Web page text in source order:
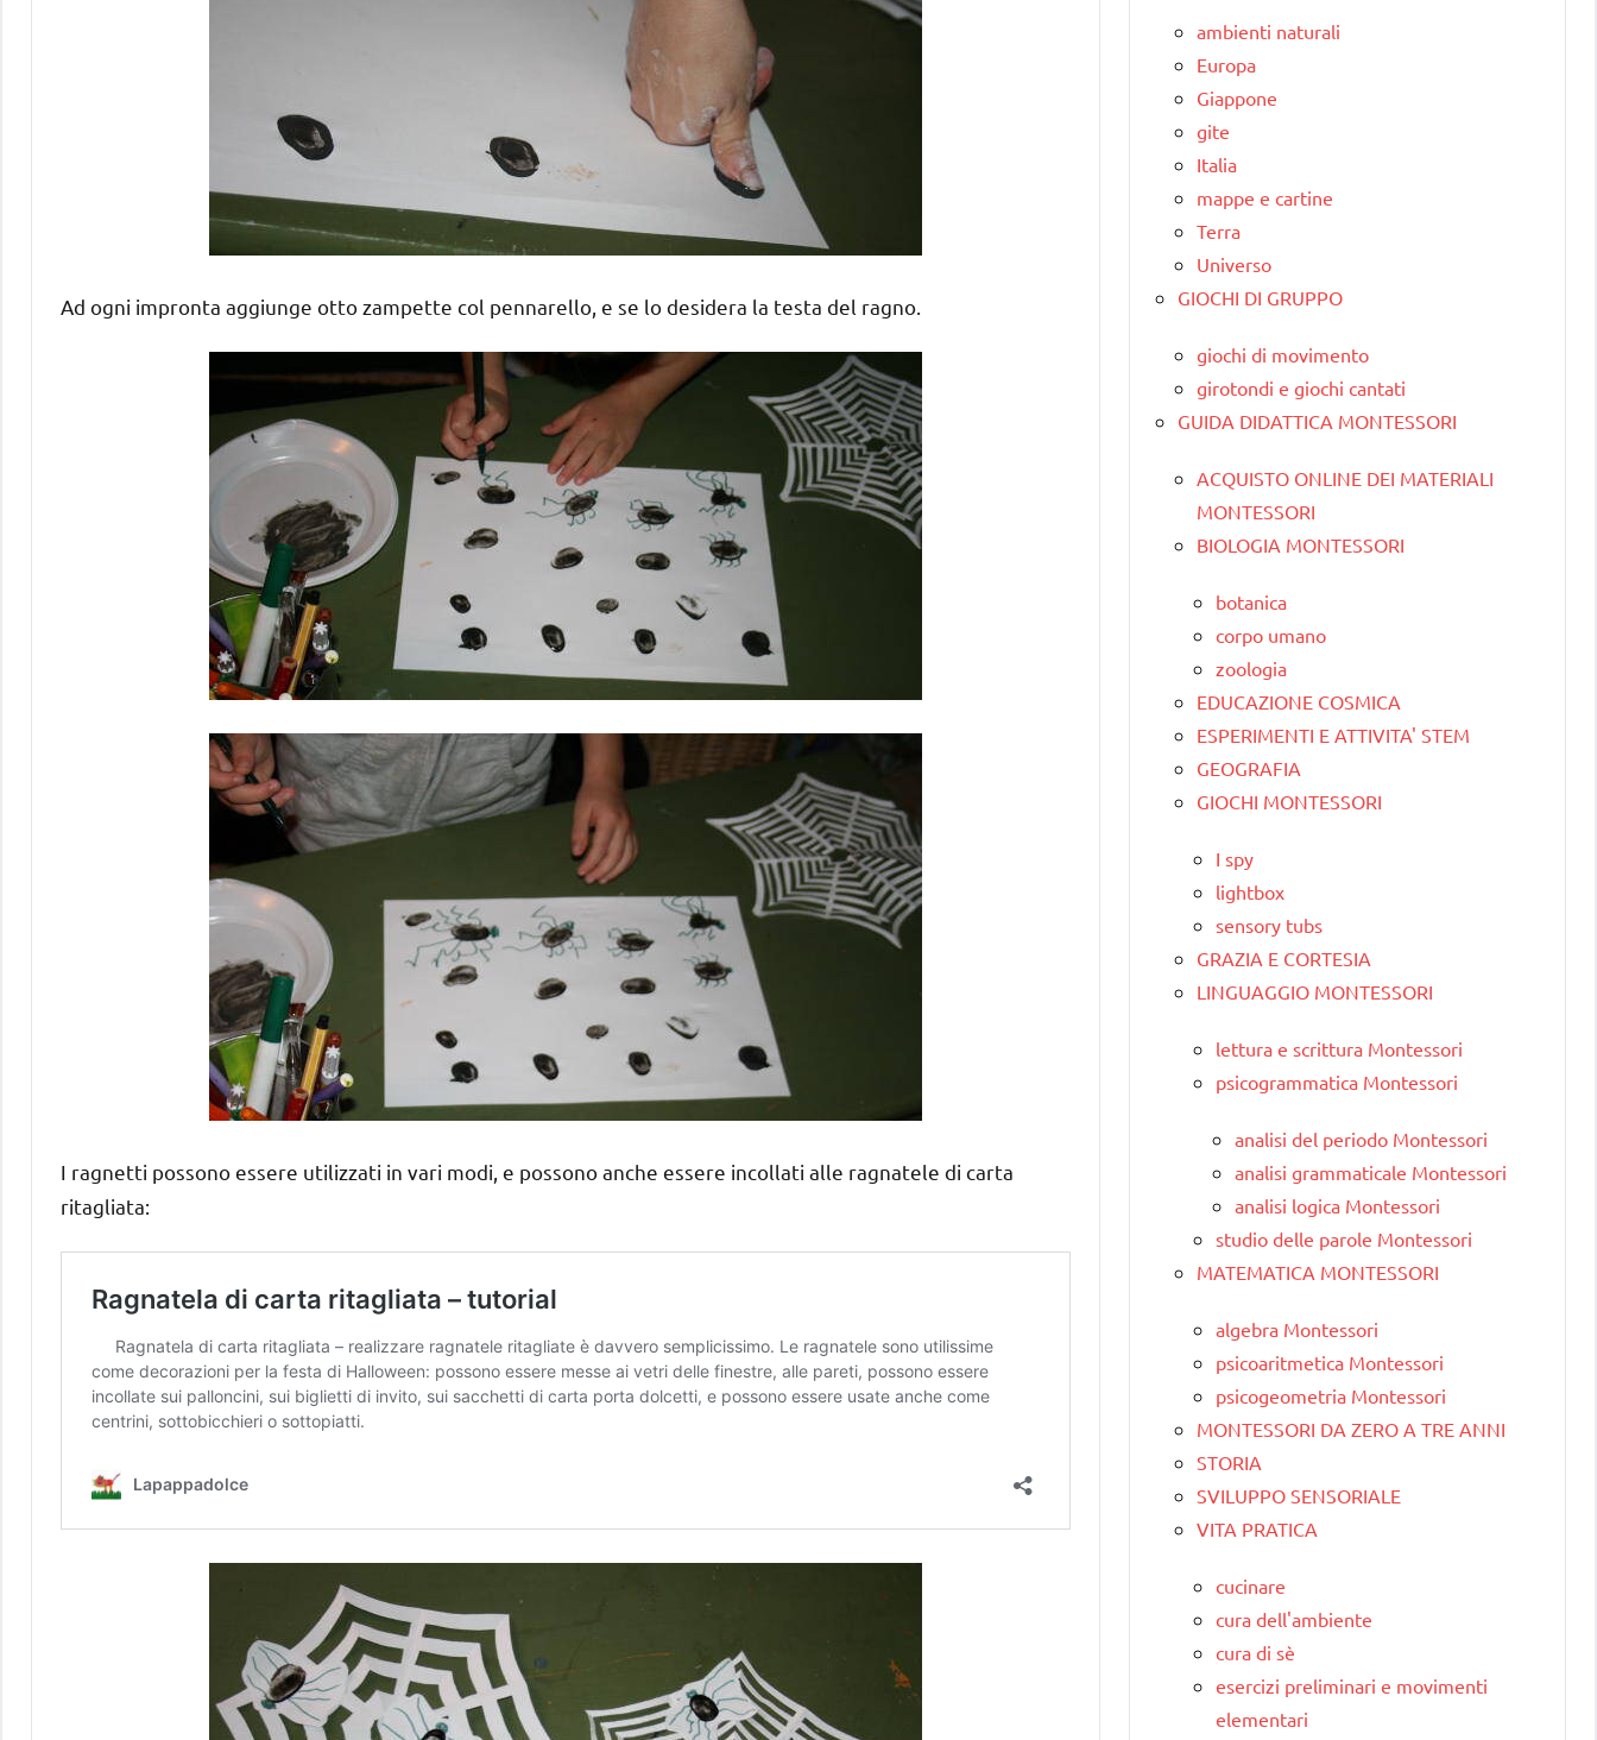
Ad ogni impronta aggiunge otto zampette col pennarello, e se lo desidera la testa del ragno.
I ragnetti possono essere utilizzati in vari modi, e possono anche essere incollati alle ragnatele di carta
ritagliata:
ambienti naturali
Europa
Giappone
gite
Italia
mappe e cartine
Terra
Universo
GIOCHI DI GRUPPO
giochi di movimento
girotondi e giochi cantati
GUIDA DIDATTICA MONTESSORI
ACQUISTO ONLINE DEI MATERIALI
MONTESSORI
BIOLOGIA MONTESSORI
botanica
corpo umano
zoologia
EDUCAZIONE COSMICA
ESPERIMENTI E ATTIVITA' STEM
GEOGRAFIA
GIOCHI MONTESSORI
I spy
lightbox
sensory tubs
GRAZIA E CORTESIA
LINGUAGGIO MONTESSORI
lettura e scrittura Montessori
psicogrammatica Montessori
analisi del periodo Montessori
analisi grammaticale Montessori
analisi logica Montessori
studio delle parole Montessori
MATEMATICA MONTESSORI
algebra Montessori
psicoaritmetica Montessori
psicogeometria Montessori
MONTESSORI DA ZERO A TRE ANNI
STORIA
SVILUPPO SENSORIALE
VITA PRATICA
cucinare
cura dell'ambiente
cura di sè
esercizi preliminari e movimenti
elementari